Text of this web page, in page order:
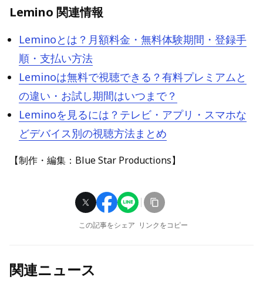
Lemino 関連情報
Leminoとは？月額料金・無料体験期間・登録手
順・支払い方法
Leminoは無料で視聴できる？有料プレミアムと
の違い・お試し期間はいつまで？
Leminoを見るには？テレビ・アプリ・スマホな
どデバイス別の視聴方法まとめ
【制作・編集：Blue Star Productions】
この記事をシェア リンクをコピー
関連ニュース